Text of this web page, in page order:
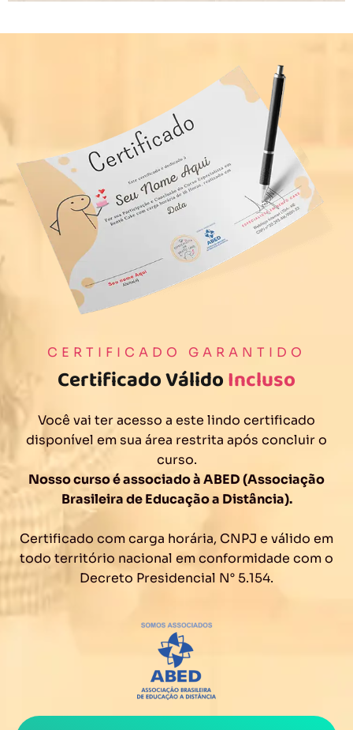
CERTIFICADO GARANTIDO
Certificado VálidoIncluso
Você vai ter acesso a este lindo certificado
disponível em sua área restrita após concluir o
curso.
Nosso curso é associado à ABED (Associação
Brasileira de Educação a Distância).
Certificado com carga horária, CNPJ e válido em
todo território nacional em conformidade com o
Decreto Presidencial N° 5.154.